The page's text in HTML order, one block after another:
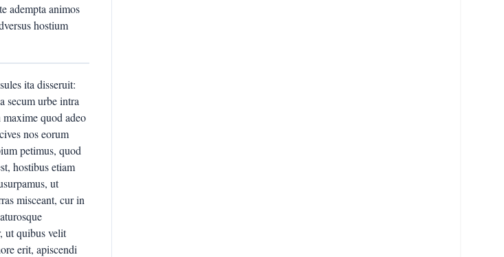
adempta animos
hostium
ita disseruit:
secum urbe intra
maxime quod adeo
nos eorum
petimus, quod
hostibus etiam
ut
misceant, cur in
ut quibus velit
erit, apiscendi